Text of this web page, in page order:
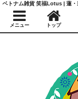
メニュー トップ